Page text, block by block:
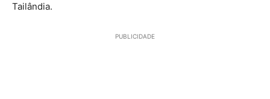
Tailândia.
PUBLICIDADE